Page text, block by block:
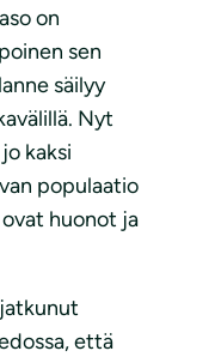
on
sen
säilyy
Nyt
kaksi
populaatio
huonot ja
että